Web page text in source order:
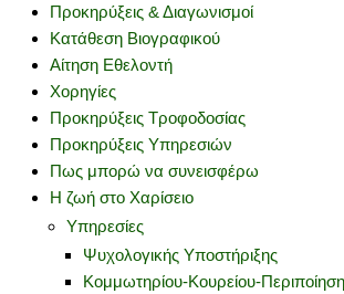
Προκηρύξεις & Διαγωνισμοί
Κατάθεση Βιογραφικού
Αίτηση Εθελοντή
Χορηγίες
Προκηρύξεις Τροφοδοσίας
Προκηρύξεις Υπηρεσιών
Πως μπορώ να συνεισφέρω
Η ζωή στο Χαρίσειο
Υπηρεσίες
Ψυχολογικής Υποστήριξης
Κομμωτηρίου-Κουρείου-